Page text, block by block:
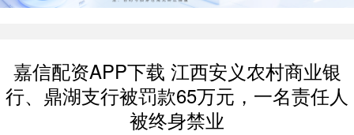
嘉信配资APP下载 江西安义农村商业银
行、鼎湖支行被罚款65万元，一名责任人
被终身禁业